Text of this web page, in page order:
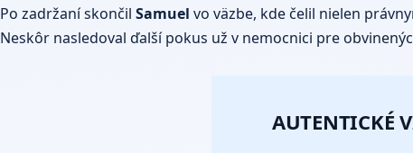
Po zadržaní skončil Samuel vo väzbe, kde čelil nielen
Neskôr nasledoval ďalší pokus už v nemocnici pre
AUTENTICKÉ